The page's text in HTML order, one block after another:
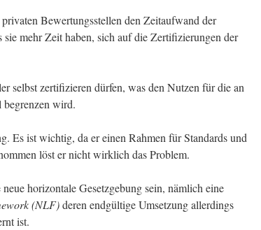
Bewertungsstellen den Zeitaufwand der
sie mehr Zeit haben, sich auf die Zertifizierungen der
selbst zertifizieren dürfen, was den Nutzen für die an
wird.
Es ist wichtig, da er einen Rahmen für Standards und
löst er nicht wirklich das Problem.
horizontale Gesetzgebung sein, nämlich eine
(NLF)deren endgültige Umsetzung allerdings
ist.